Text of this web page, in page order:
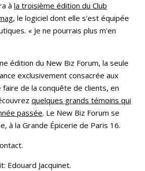
à la troisième édition du Club
, le logiciel dont elle s'est équipée
« Je ne pourrais plus m'en
édition du New Biz Forum, la seule
exclusivement consacrée aux
faire de la conquête de clients, en
quelques grands témoins qui
passée. Le New Biz Forum se
à la Grande Épicerie de Paris 16.
Edouard Jacquinet.